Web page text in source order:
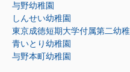
与野幼稚園
しんせい幼稚園
東京成徳短期大学付属第二幼
青いとり幼稚園
与野本町幼稚園